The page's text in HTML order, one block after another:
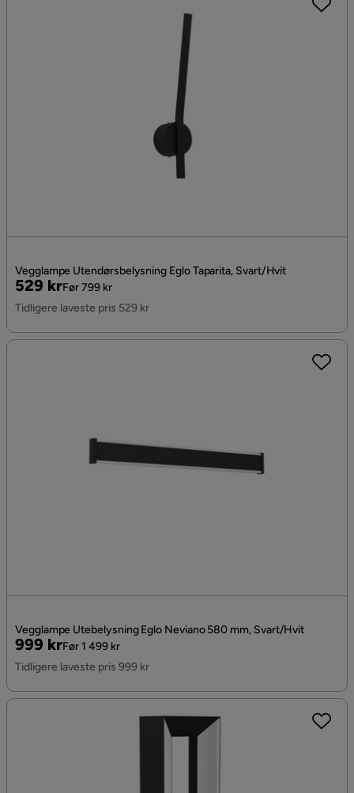
Vegglampe Utendørsbelysning Eglo Taparita, Svart/Hvit
Pris
529 kr
Original
Pris
Før 799 kr
Tidligere laveste pris 529 kr
Vegglampe Utebelysning Eglo Neviano 580 mm, Svart/Hvit
Pris
999 kr
Original
Pris
Før 1 499 kr
Tidligere laveste pris 999 kr